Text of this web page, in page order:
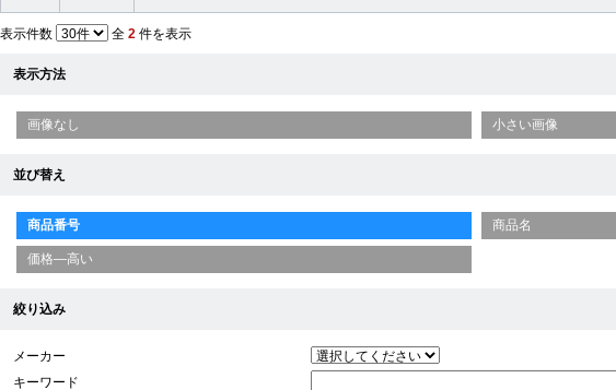
表示件数 全 2 件を表示
表示方法
画像なし 小さい画像
並び替え
商品番号 商品名
価格—高い
絞り込み
メーカー
キーワード